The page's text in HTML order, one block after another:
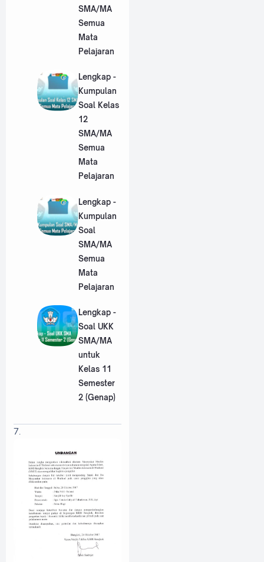
SMA/MA
Semua
Mata
Pelajaran
Lengkap -
Kumpulan
Soal Kelas
12
SMA/MA
Semua
Mata
Pelajaran
Lengkap -
Kumpulan
Soal
SMA/MA
Semua
Mata
Pelajaran
Lengkap -
Soal UKK
SMA/MA
untuk
Kelas 11
Semester
2 (Genap)
7.